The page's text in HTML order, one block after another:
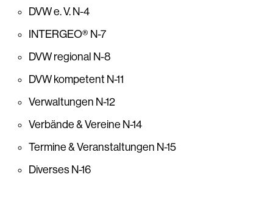
DVW e. V. N-4
INTERGEO® N-7
DVW regional N-8
DVW kompetent N-11
Verwaltungen N-12
Verbände & Vereine N-14
Termine & Veranstaltungen N-15
Diverses N-16